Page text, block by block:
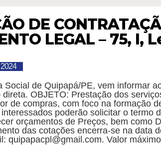
DE
LEGAL – 75, I,
Social de Quipapá/PE, vem informar
OBJETO: Prestação dos
de compras, com foco na formação
poderão solicitar o termo
orçamentos de Preços, bem como
das cotações encerra-se na data
quipapacpl@gmail.com. Valor